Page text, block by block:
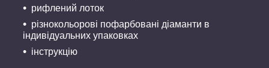
рифлений лоток
різнокольорові пофарбовані діаманти в
індивідуальних упаковках
інструкцію